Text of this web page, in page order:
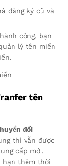
đăng ký cũ và
công, bạn
lý tên miền
tên
đổi
thì vẫn được
cấp mới.
hạn thêm thời